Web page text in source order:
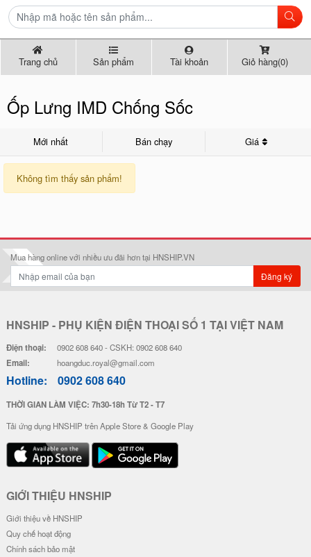
Trang chủ Sản phẩm Tài khoản Giỏ hàng(0)
Ốp Lưng IMD Chống Sốc
Mới nhất Bán chạy Giá
Không tìm thấy sản phẩm!
Mua hàng online với nhiều ưu đãi hơn tại HNSHIP.VN
Đăng ký
HNSHIP - PHỤ KIỆN ĐIỆN THOẠI SỐ 1 TẠI VIỆT NAM
Điện thoại: 0902 608 640 - CSKH: 0902 608 640
Email: hoangduc.royal@gmail.com
Hotline: 0902 608 640
THỜI GIAN LÀM VIỆC: 7h30-18h Từ T2 - T7
Tải ứng dụng HNSHIP trên Apple Store & Google Play
GIỚI THIỆU HNSHIP
Giới thiệu về HNSHIP
Quy chế hoạt động
Chính sách bảo mật